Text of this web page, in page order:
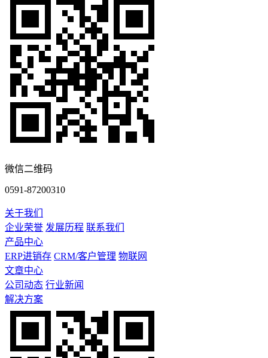
微信二维码
0591-87200310
关于我们
企业荣誉 发展历程 联系我们
产品中心
ERP进销存 CRM/客户管理 物联网
文章中心
公司动态 行业新闻
解决方案